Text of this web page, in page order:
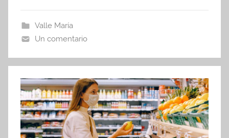
b
o
o
k
p
p
Valle María
Un comentario